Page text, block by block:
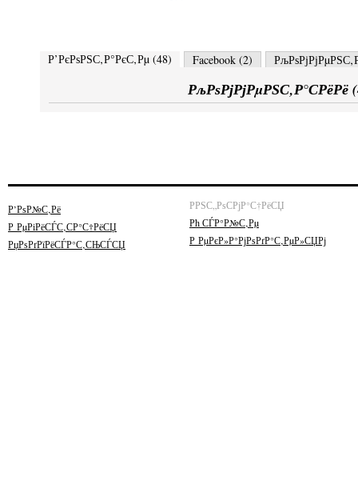
Р’РєРѕРЅС‚Р°РєС‚Рµ (48) Facebook (2)
РљРѕРјРјРµРЅС‚Р°СРёРё (
Р’РѕР№С‚Рё
Р РµРіРёСЃС‚СР°С†РёСЏ
РџРѕРґРїРёСЃР°С‚СЊСЃСЏ
РРЅС„РѕСРјР°С†РёСЏ
Рћ СЃР°Р№С‚Рµ
Р РµРєР»Р°РјРѕРґР°С‚РµР»СЏРј